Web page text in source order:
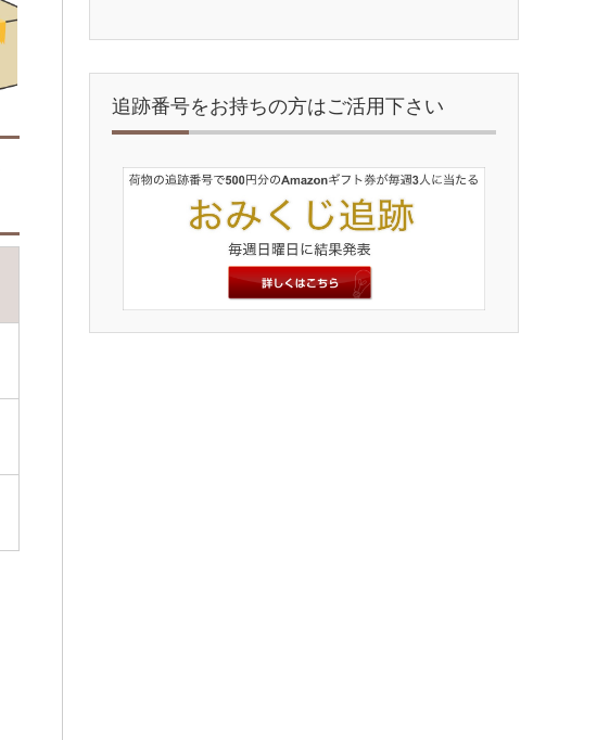
追跡番号をお持ちの方はご活用下さい